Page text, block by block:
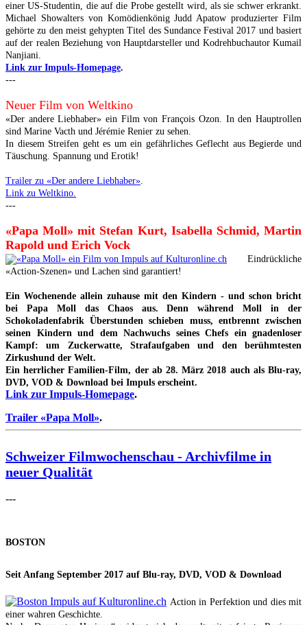
einer US-Studentin, die auf die Probe gestellt wird, als sie schwer erkrankt.
Michael Showalters von Komödienkönig Judd Apatow produzierter Film
gehörte zu den meist gehypten Titel des Sundance Festival 2017 und basiert
auf der realen Beziehung von Hauptdarsteller und Kodrehbuchautor Kumail
Nanjiani.
Link zur Impuls-Homepage.
---
Neuer Film von Weltkino
«Der andere Liebhaber» ein Film von François Ozon. In den Hauptrollen
sind Marine Vacth und Jérémie Renier zu sehen.
In diesem Streifen geht es um ein gefährliches Geflecht aus Begierde und
Täuschung. Spannung und Erotik!
Trailer zu «Der andere Liebhaber».
Link zu Weltkino.
---
«Papa Moll» mit Stefan Kurt, Isabella Schmid, Martin
Rapold und Erich Vock
Eindrückliche
«Action-Szenen» und Lachen sind garantiert!
Ein Wochenende allein zuhause mit den Kindern - und schon bricht
bei Papa Moll das Chaos aus. Denn während Moll in der
Schokoladenfabrik Überstunden schieben muss, entbrennt zwischen
seinen Kindern und dem Nachwuchs seines Chefs ein gnadenloser
Kampf: um Zuckerwatte, Strafaufgaben und den berühmtesten
Zirkushund der Welt.
Ein herrlicher Familien-Film, der ab 28. März 2018 auch als Blu-ray,
DVD, VOD & Download bei Impuls erscheint.
Link zur Impuls-Homepage.
Trailer «Papa Moll».
Schweizer Filmwochenschau - Archivfilme in
neuer Qualität
---
BOSTON
Seit Anfang September 2017 auf Blu-ray, DVD, VOD & Download
Action in Perfektion und dies mit
einer wahren Geschichte.